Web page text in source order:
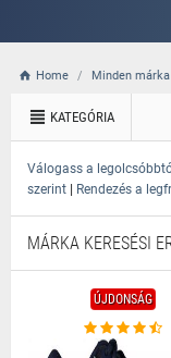
Home Minden márka
KATEGÓRIA
Válogass a
szerint | Rendezés a
MÁRKA KERESÉSI
ÚJDONSÁG